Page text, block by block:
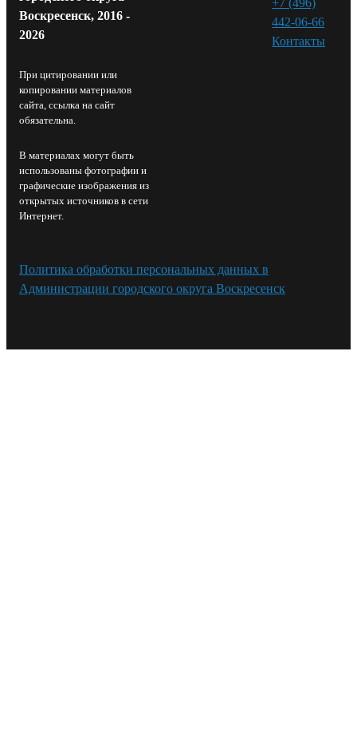
Воскресенск, 2016 -
2026
При цитировании или
копировании материалов
сайта, ссылка на сайт
обязательна.
В материалах могут быть
использованы фотографии и
графические изображения из
открытых источников в сети
Интернет.
442-06-66
Контакты⁠
Политика обработки персональных данных в
Администрации городского округа Воскресенск